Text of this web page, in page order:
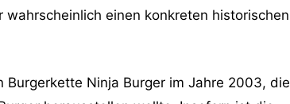
einen konkreten historischen
Ninja Burger im Jahre 2003, die